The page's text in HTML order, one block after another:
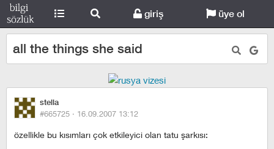
giriş üye ol
all the things she said
stella
#665725 · 16.09.2007 13:12
özellikle bu kısımları çok etkileyici olan tatu şarkısı: